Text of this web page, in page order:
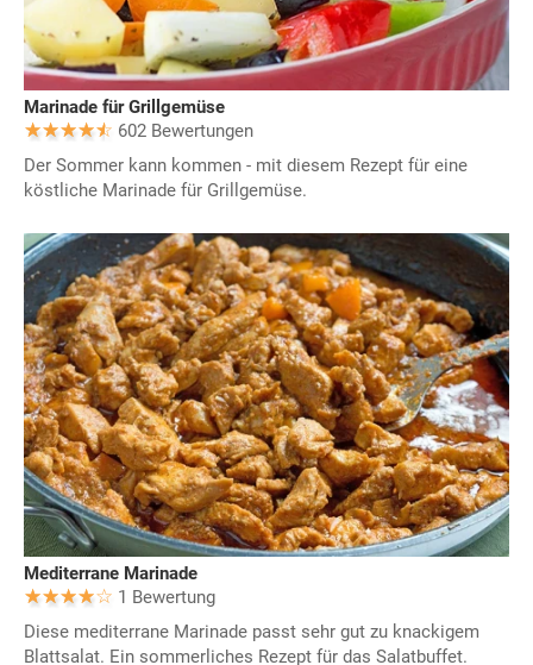
Marinade für Grillgemüse
602 Bewertungen
Der Sommer kann kommen - mit diesem Rezept für eine
köstliche Marinade für Grillgemüse.
Mediterrane Marinade
1 Bewertung
Diese mediterrane Marinade passt sehr gut zu knackigem
Blattsalat. Ein sommerliches Rezept für das Salatbuffet.